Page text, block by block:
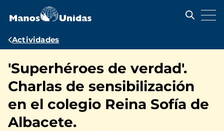
contenido
Ruta
navegación
Actividades
'Superhéroes de verdad'.
Charlas de sensibilización
en el colegio Reina Sofía de
Albacete.